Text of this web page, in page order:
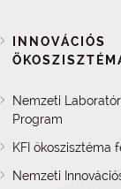
INNOVÁCIÓS
Nemzeti
Program
KFI ökoszisztéma
Nemzeti